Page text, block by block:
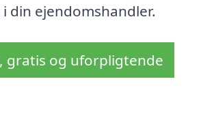
din ejendomshandler.
gratis og uforpligtende